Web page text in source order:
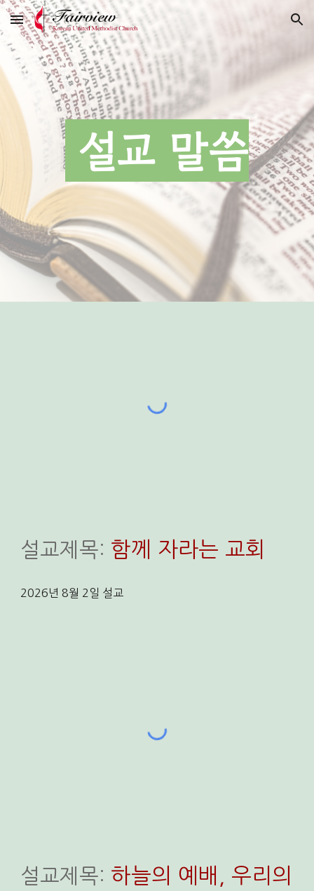
Skip to main content Skip to navigation
설교 말씀
설교제목: 함께 자라는 교회
2026년8월 2 일 설교
설교제목: 하늘의 예배, 우리의